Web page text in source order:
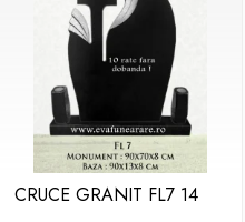
CRUCE GRANIT FL7 14